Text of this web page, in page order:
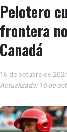
Pelotero
frontera
Canadá
16 de octubre de
Actualizado: 16 de